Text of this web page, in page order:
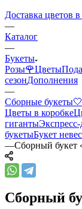
Доставка цветов
—
Каталог
—
Букеты
Розы🌹Цветы
сезонДополнения
—
Сборные букеты🤍
Цветы в коробке
гигантыЭкспресс-
букетыБукет
—Сборный букет
Сборный